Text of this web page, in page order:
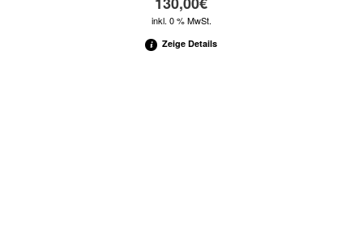
inkl. 0 % MwSt.
Zeige Details